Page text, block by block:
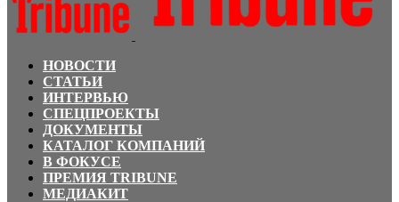
НОВОСТИ
СТАТЬИ
ИНТЕРВЬЮ
СПЕЦПРОЕКТЫ
ДОКУМЕНТЫ
КАТАЛОГ КОМПАНИЙ
В ФОКУСЕ
ПРЕМИЯ TRIBUNE
МЕДИАКИТ